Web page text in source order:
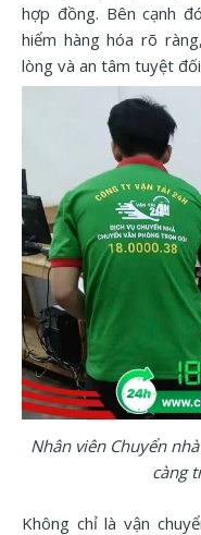
hợp đồng. Bên cạnh
hiểm hàng hóa rõ
lòng và an tâm tuyệt
Nhân viên Chuyển
càng
Không chỉ là vận